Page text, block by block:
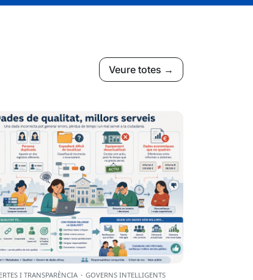
Veure totes →
I TRANSPARÈNCIA · GOVERNS INTEL·LIGENTS